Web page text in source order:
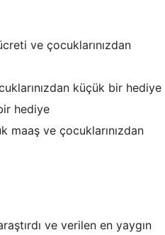
ve çocuklarınızdan
küçük bir hediye
hediye
maaş ve çocuklarınızdan
ve verilen en yaygın